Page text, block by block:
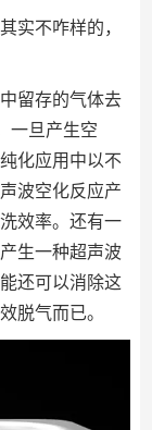
实不咋样的，
留存的气体去
一旦产生空
化应用中以不
波空化反应产
效率。还有一
生一种超声波
还可以消除这
脱气而已。